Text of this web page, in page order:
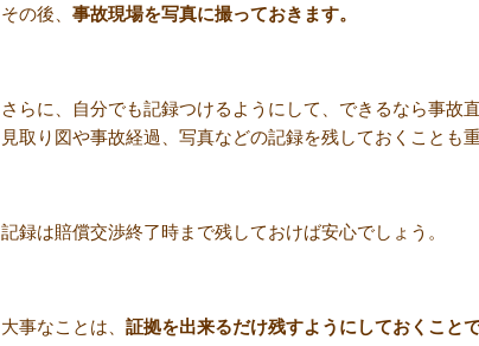
その後、 事故現場を写真に撮っておきます。
さらに、自分でも記録つけるようにして、できるなら事故
見取り図や事故経過、写真などの記録を残しておくことも重
記録は賠償交渉終了時まで残しておけば安心でしょう。
大事なことは、 証拠を出来るだけ残すようにしておくことで